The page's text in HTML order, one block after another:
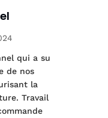
qui a su
de nos
la
Travail